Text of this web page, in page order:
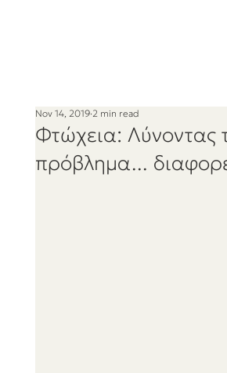
Φτώχεια: Λύνοντας
πρόβλημα...
Nov 14, 2019 2 min read